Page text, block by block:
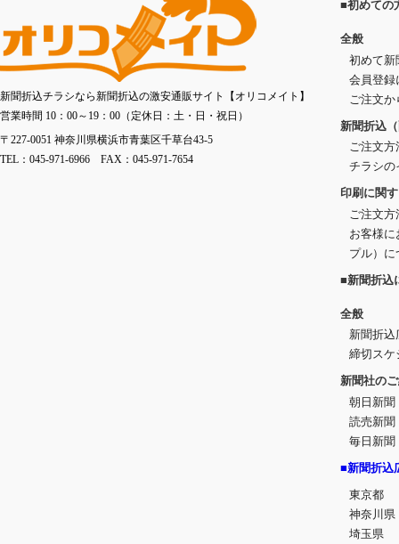
新聞折込チラシなら新聞折込の激安通販サイト【オリコメイト】
営業時間 10：00～19：00（定休日：土・日・祝日）
〒227-0051 神奈川県横浜市青葉区千草台43-5
TEL：045-971-6966 FAX：045-971-7654
■初めての
全般
初めて新
会員登録
ご注文
新聞折込
ご注文方
チラシの
印刷に関
ご注文
お客様
プル）に
■新聞折込
全般
新聞折込
締切スケ
新聞社の
朝日新聞
読売新聞
毎日新聞
■新聞折込
東京都
神奈川県
埼玉県